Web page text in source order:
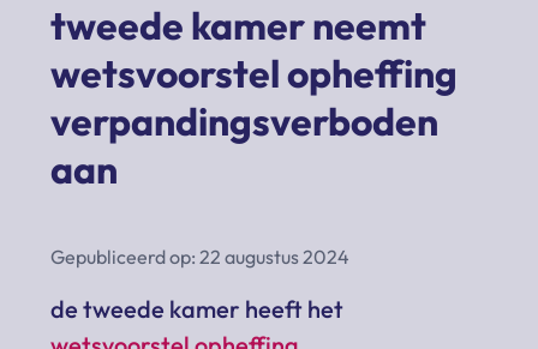
tweede kamer neemt
wetsvoorstel opheffing
verpandingsverboden
aan
Gepubliceerd op: 22 augustus 2024
de tweede kamer heeft het